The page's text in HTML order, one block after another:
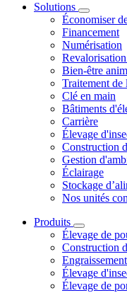
Solutions
Économiser
Financement
Numérisation
Bien-être
Traitement de
Clé en main
Bâtiments
Carrière
Élevage
Construction
Gestion
Éclairage
Stockage
Nos unités
Produits
Élevage de
Construction
Élevage
Élevage de